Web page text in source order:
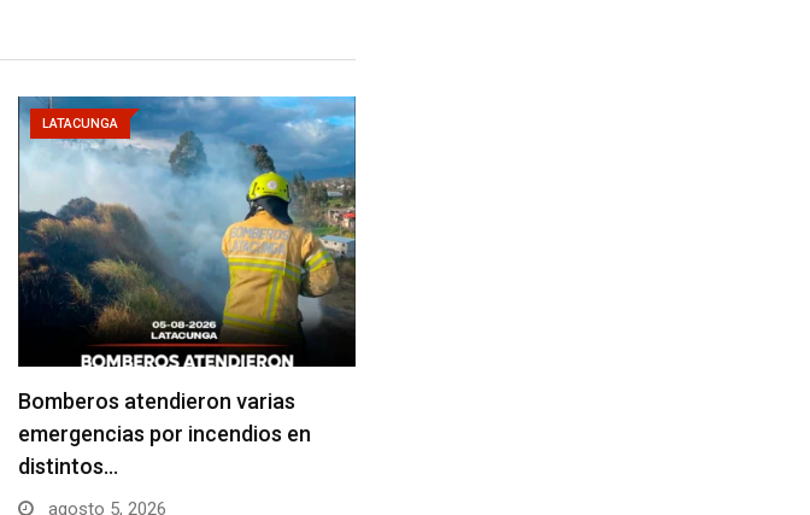
LATACUNGA
Bomberos atendieron varias
emergencias por incendios en
distintos…
agosto 5, 2026